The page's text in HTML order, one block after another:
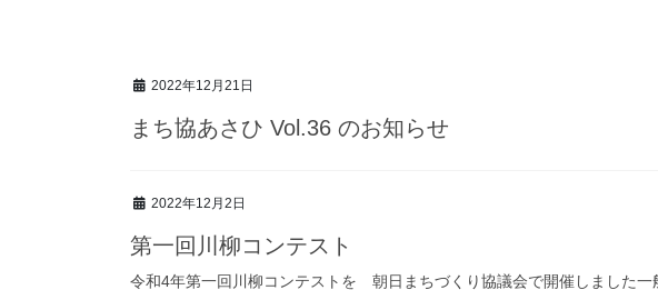
2022年12月21日
まち協あさひ Vol.36 のお知らせ
2022年12月2日
第一回川柳コンテスト
令和4年第一回川柳コンテストを 朝日まちづくり協議会で開催しました